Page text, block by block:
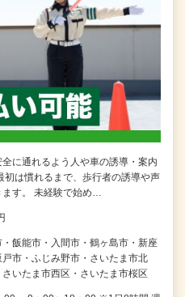
に通れるよう人や車の誘導・案内
初は慣れるまで、歩行者の誘導や声
す。 未経験で始め…
飯能市・入間市・鶴ヶ島市・新座
市・ふじみ野市・さいたま市北
いたま市西区・さいたま市桜区